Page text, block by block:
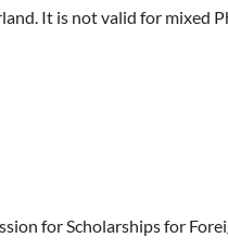
It is not valid for mixed
Postdoctoral
for Scholarships for